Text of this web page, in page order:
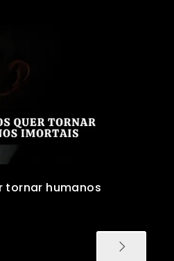
tornar humanos